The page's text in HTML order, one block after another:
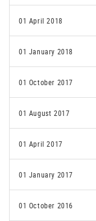
01 April 2018
01 January 2018
01 October 2017
01 August 2017
01 April 2017
01 January 2017
01 October 2016